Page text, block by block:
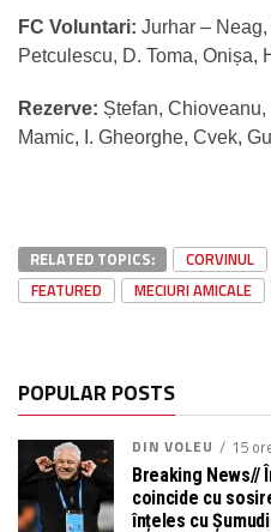
FC Voluntari: Jurhar –
Petculescu, D. Toma, Onișa,
Rezerve: Ștefan,
Mamic, I. Gheorghe, Cvek,
RELATED TOPICS: CORVINUL
FEATURED
MECIURI AMICALE
POPULAR POSTS
DIN VOLEU 15
Breaking News//
coincide cu
înțeles cu